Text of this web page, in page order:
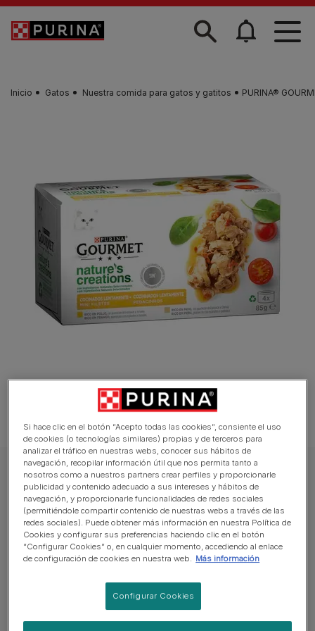
Skip to main content
Inicio Gatos Nuestra comida para gatos y gatitos PURINA®
GOURMET Gato Comida húmeda
PURINA® GOURMET™ NATURE'S
CREATIONS Pack Mini Filetes Rico en Pollo
y Pavo
Sin reseñas aún
Tamaños disponibles: 4x85g
Si hace clic en el botón “Acepto todas las cookies”, consiente el uso
de cookies (o tecnologías similares) propias y de terceros para
analizar el tráfico en nuestras webs, conocer sus hábitos de
navegación, recopilar información útil que nos permita tanto a
nosotros como a nuestros partners crear perfiles y proporcionarle
publicidad y contenido adecuado a sus intereses y hábitos de
navegación, y proporcionarle funcionalidades de redes sociales
(permitiéndole compartir contenido de nuestras webs a través de las
redes sociales). Puede obtener más información en nuestra Política de
Cookies y configurar sus preferencias haciendo clic en el botón
“Configurar Cookies” o, en cualquier momento, accediendo al enlace
de configuración de cookies en nuestra web. Más información
Configurar Cookies